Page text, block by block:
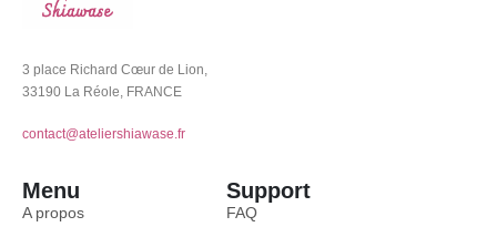
3 place Richard Cœur de Lion,
33190 La Réole, FRANCE
contact@ateliershiawase.fr
Menu
A propos
Support
FAQ